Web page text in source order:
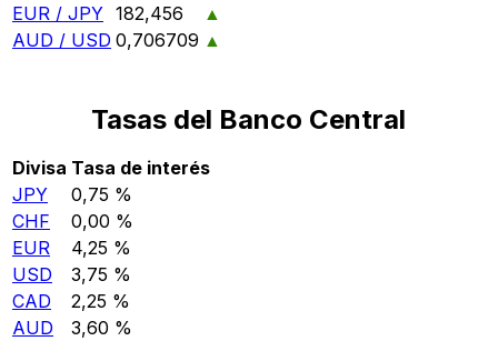
EUR / JPY 182,456
▲
AUD / USD 0,706709 ▲
Tasas del Banco Central
Divisa Tasa de interés
JPY
0,75 %
CHF
0,00 %
EUR
4,25 %
USD
3,75 %
CAD
2,25 %
AUD
3,60 %